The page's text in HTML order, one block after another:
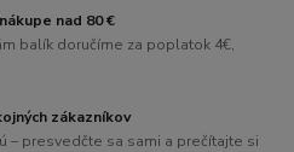
nad 80 €
balík doručíme za poplatok 4€,
zákazníkov
– presvedčte sa sami a prečítajte si